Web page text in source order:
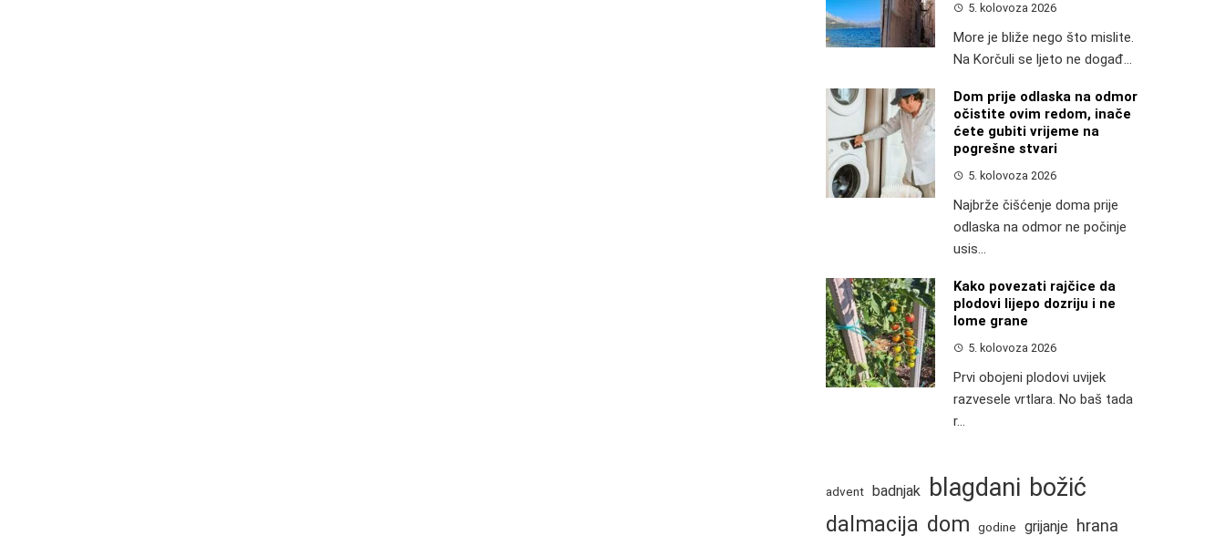
5. kolovoza 2026
More je bliže nego što mislite.
Na Korčuli se ljeto ne događ...
Dom prije odlaska na odmor
očistite ovim redom, inače
ćete gubiti vrijeme na
pogrešne stvari
5. kolovoza 2026
Najbrže čišćenje doma prije
odlaska na odmor ne počinje
usis...
Kako povezati rajčice da
plodovi lijepo dozriju i ne
lome grane
5. kolovoza 2026
Prvi obojeni plodovi uvijek
razvesele vrtlara. No baš tada
r...
advent badnjak blagdani božić
dalmacija dom godine grijanje hrana